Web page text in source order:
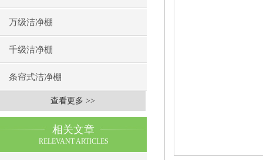
万级洁净棚
千级洁净棚
条帘式洁净棚
查看更多 >>
相关文章
RELEVANT ARTICLES